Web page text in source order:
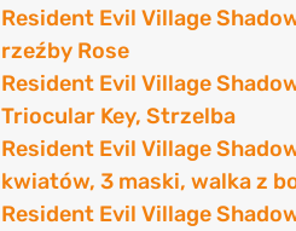
Resident Evil Village
rzeźby Rose
Resident Evil Village
Triocular Key, Strzelba
Resident Evil Village
kwiatów, 3 maski, walka z
Resident Evil Village